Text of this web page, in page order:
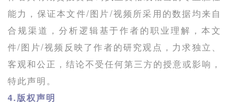
能力，保证本文件/图片/视频所采用的数据均来自
合规渠道，分析逻辑基于作者的职业理解，本文
件/图片/视频反映了作者的研究观点，力求独立、
客观和公正，结论不受任何第三方的授意或影响，
特此声明。
4.版权声明